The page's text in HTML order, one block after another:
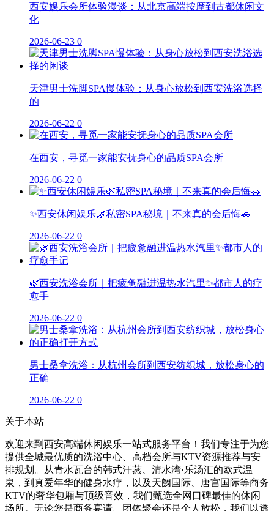
西安娱乐会所体验漫谈：从北京高端按摩到古都休闲文
化
2026-06-23 0
天津男士洗脚SPA慢体验：从身心放松到西安洗浴选择
的
2026-06-22 0
在西安，寻觅一家能安抚身心的品质SPA会所
2026-06-22 0
✨西安休闲娱乐🌿私密SPA秘境｜不来真的会后悔🚗
2026-06-22 0
🌿西安洗浴会所｜把疲惫融进温热水汽里✨都市人的疗
愈手
2026-06-22 0
男士桑拿洗浴：从杭州会所到西安纺织城，放松身心的
正确
2026-06-22 0
关于本站
欢迎来到西安高端休闲娱乐一站式服务平台！我们专注于为您
提供全城最优质的洗浴中心、高档会所与KTV资源推荐与安
排规划。从青水瓦台的韩式汗蒸、清水湾·乐汤汇的欧式温
泉，到真爱年华的健身水疗，以及天阙国际、唐宫国际等商务
KTV的奢华包厢与顶级音效，我们甄选全网口碑最佳的休闲
场所。无论您是商务宴请、团体聚会还是个人放松，我们以透